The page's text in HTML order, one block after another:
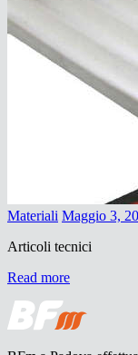
Materiali Maggio 3,
Articoli tecnici
Read more